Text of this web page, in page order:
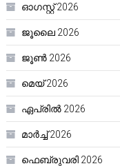
ഓഗസ്റ്റ്‌ 2026
ജൂലൈ 2026
ജൂൺ 2026
മെയ്‌ 2026
ഏപ്രിൽ 2026
മാർച്ച്‌ 2026
ഫെബ്രുവരി 2026